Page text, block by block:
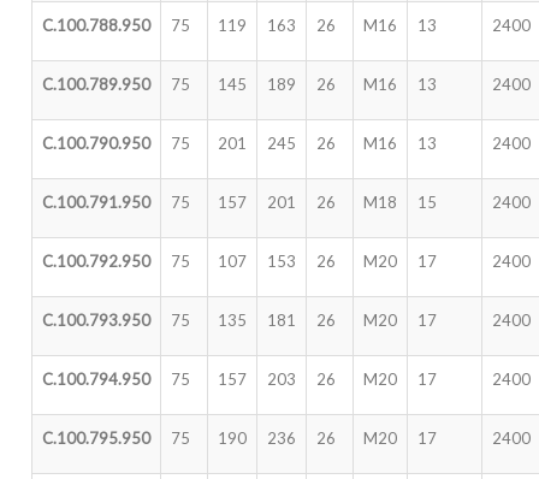
C.100.788.950 75 119 163 26 M16 13 2400
C.100.789.950 75 145 189 26 M16 13 2400
C.100.790.950 75 201 245 26 M16 13 2400
C.100.791.950 75 157 201 26 M18 15 2400
C.100.792.950 75 107 153 26 M20 17 2400
C.100.793.950 75 135 181 26 M20 17 2400
C.100.794.950 75 157 203 26 M20 17 2400
C.100.795.950 75 190 236 26 M20 17 2400